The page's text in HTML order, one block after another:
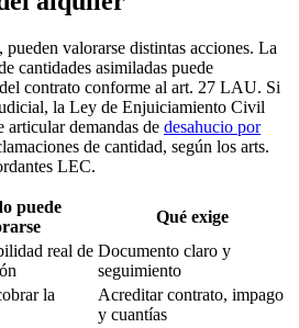
valorarse distintas acciones. La
cantidades asimiladas puede
contrato conforme al art. 27 LAU. Si
la Ley de Enjuiciamiento Civil
demandas de desahucio por
de cantidad, según los arts.
LEC.
puede
Qué exige
real de Documento claro y
seguimiento
la
Acreditar contrato, impago
y cuantías